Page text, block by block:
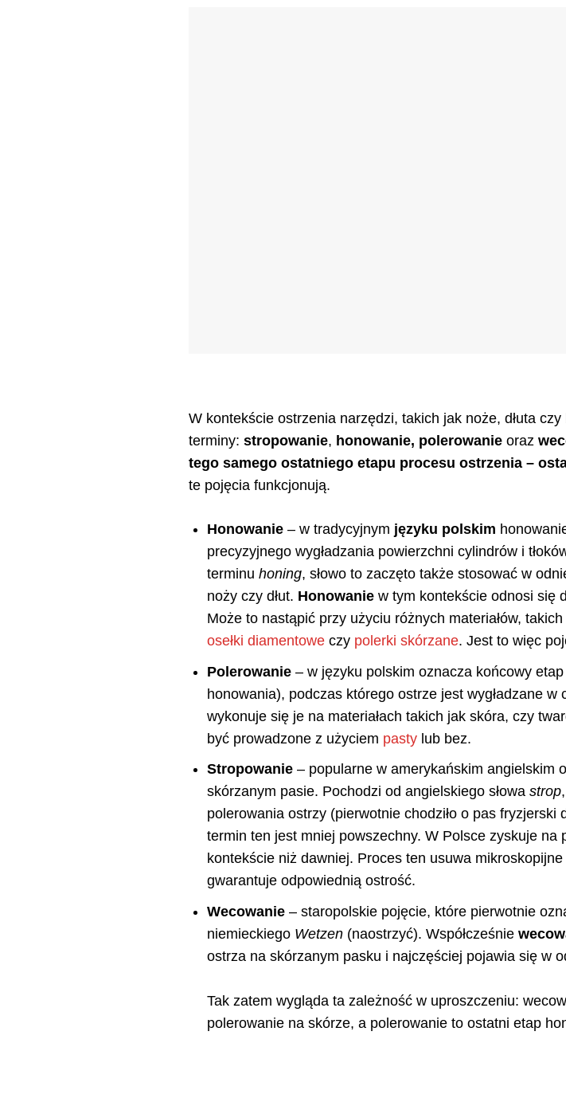
W kontekście ostrzenia narzędzi, takich jak noże, dłuta
terminy: stropowanie, honowanie, polerowanie oraz
tego samego ostatniego etapu procesu ostrzenia –
te pojęcia funkcjonują.
Honowanie – w tradycyjnym języku polskim
precyzyjnego wygładzania powierzchni cylindrów i
terminuhoning, słowo to zaczęto także stosować w
noży czy dłut. Honowanie w tym kontekście odnosi się
Może to nastąpić przy użyciu różnych materiałów,
osełki diamentowe czy polerki skórzane. Jest to więc
Polerowanie – w języku polskim oznacza końcowy
honowania), podczas którego ostrze jest wygładzane
wykonuje się je na materiałach takich jak skóra, czy
być prowadzone z użyciem pasty lub bez.
Stropowanie – popularne w amerykańskim angielskim
skórzanym pasie. Pochodzi od angielskiego słowastrop
polerowania ostrzy (pierwotnie chodziło o pas
termin ten jest mniej powszechny. W Polsce zyskuje
kontekście niż dawniej. Proces ten usuwa
gwarantuje odpowiednią ostrość.
Wecowanie – staropolskie pojęcie, które pierwotnie
niemieckiego Wetzen (naostrzyć). Współcześnie
ostrza na skórzanym pasku i najczęściej pojawia się w
Tak zatem wygląda ta zależność w uproszczeniu:
polerowanie na skórze, a polerowanie to ostatni etap